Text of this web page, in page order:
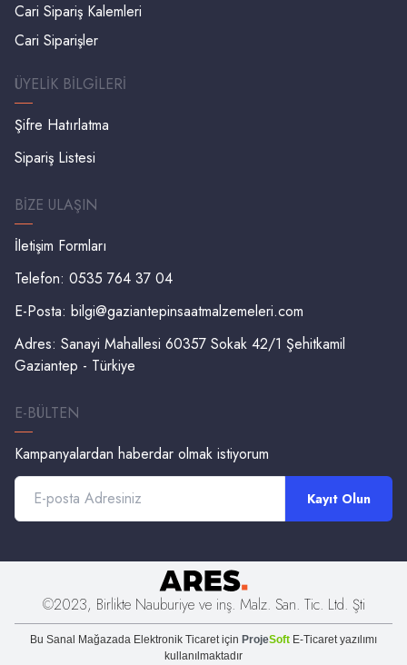
Cari Sipariş Kalemleri
Cari Siparişler
ÜYELIK BILGILERI
Şifre Hatırlatma
Sipariş Listesi
BIZE ULAŞIN
İletişim Formları
Telefon: 0535 764 37 04
E-Posta: bilgi@gaziantepinsaatmalzemeleri.com
Adres: Sanayi Mahallesi 60357 Sokak 42/1 Şehitkamil
Gaziantep - Türkiye
E-BÜLTEN
Kampanyalardan haberdar olmak istiyorum
Kayıt Olun
©2023, Birlikte Nauburiye ve inş. Malz. San. Tic. Ltd. Şti
Bu Sanal Mağazada Elektronik Ticaret için ProjeSoft E-Ticaret yazılımı
kullanılmaktadır